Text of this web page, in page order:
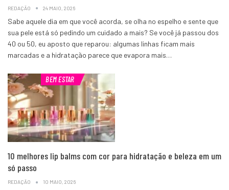
REDAÇÃO 24 MAIO, 2026
Sabe aquele dia em que você acorda, se olha no espelho e sente que
sua pele está só pedindo um cuidado a mais? Se você já passou dos
40 ou 50, eu aposto que reparou: algumas linhas ficam mais
marcadas e a hidratação parece que evapora mais…
BEM ESTAR
10 melhores lip balms com cor para hidratação e beleza em um
só passo
REDAÇÃO 10 MAIO, 2026